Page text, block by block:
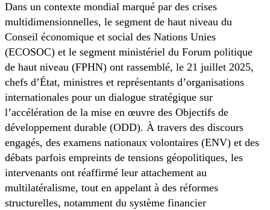
Dans un contexte mondial marqué par des crises
multidimensionnelles, le segment de haut niveau du
Conseil économique et social des Nations Unies
(ECOSOC) et le segment ministériel du Forum politique
de haut niveau (FPHN) ont rassemblé, le 21 juillet 2025,
chefs d’État, ministres et représentants d’organisations
internationales pour un dialogue stratégique sur
l’accélération de la mise en œuvre des Objectifs de
développement durable (ODD). À travers des discours
engagés, des examens nationaux volontaires (ENV) et des
débats parfois empreints de tensions géopolitiques, les
intervenants ont réaffirmé leur attachement au
multilatéralisme, tout en appelant à des réformes
structurelles, notamment du système financier